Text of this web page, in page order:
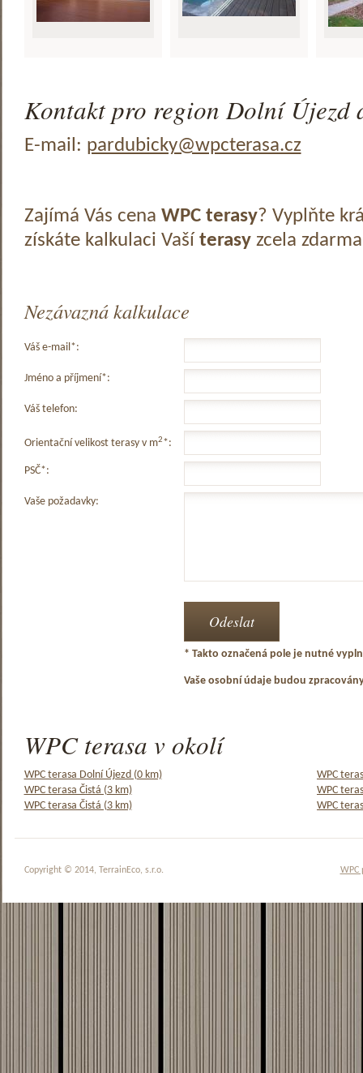
Kontakt pro region Dolní Újezd
E-mail: pardubicky@wpcterasa.cz
Zajímá Vás cena WPC terasy? Vyplňte
získáte kalkulaci Vaší terasyzcela
Nezávazná kalkulace
Váš e-mail*:
Jméno a příjmení*:
Váš telefon:
Orientační velikost terasy v m2*:
PSČ*:
Vaše požadavky:
* Takto označená pole je nutné
Vaše osobní údaje budou
WPC terasa v okolí
WPC terasa Dolní Újezd (0 km)
WPC
WPC terasa Čistá (3 km)
WPC
WPC terasa Čistá (3 km)
WPC
WPC
Copyright © 2014, TerrainEco, s.r.o.